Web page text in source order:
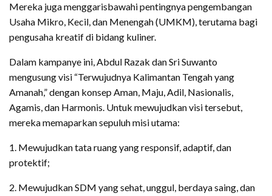
Mereka juga menggarisbawahi pentingnya pengembangan
Usaha Mikro, Kecil, dan Menengah (UMKM), terutama bagi
pengusaha kreatif di bidang kuliner.
Dalam kampanye ini, Abdul Razak dan Sri Suwanto
mengusung visi “Terwujudnya Kalimantan Tengah yang
Amanah,” dengan konsep Aman, Maju, Adil, Nasionalis,
Agamis, dan Harmonis. Untuk mewujudkan visi tersebut,
mereka memaparkan sepuluh misi utama:
1. Mewujudkan tata ruang yang responsif, adaptif, dan
protektif;
2. Mewujudkan SDM yang sehat, unggul, berdaya saing, dan